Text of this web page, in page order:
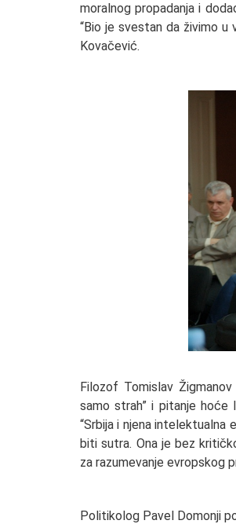
moralnog propadanja i
“Bio je svestan da živimo u
Kovačević.
Filozof Tomislav
samo strah” i pitanje hoće
“Srbija i njena intelektualna
biti sutra. Ona je bez
za razumevanje evropskog
Politikolog Pavel Domonji